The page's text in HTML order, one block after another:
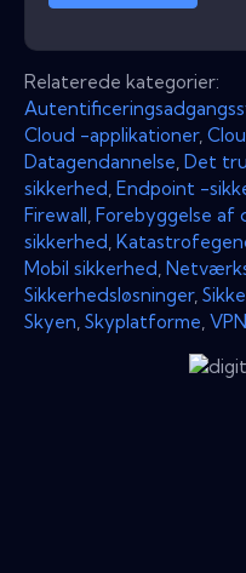
Relaterede kategorier:
Cloud -applikationer,
Datagendannelse Det
sikkerhed Endpoint -
Firewall Forebyggelse af
sikkerhed
Mobil sikkerhed
Sikkerhedsløsninger,
Skyen Skyplatforme VPN